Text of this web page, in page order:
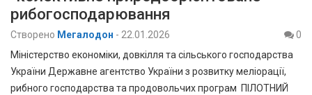
рибогосподарювання
Створено Мегалодон - 22.01.2026
0
Міністерство економіки, довкілля та сільського господарства
України Державне агентство України з розвитку меліорації,
рибного господарства та продовольчих програм ПІЛОТНИЙ